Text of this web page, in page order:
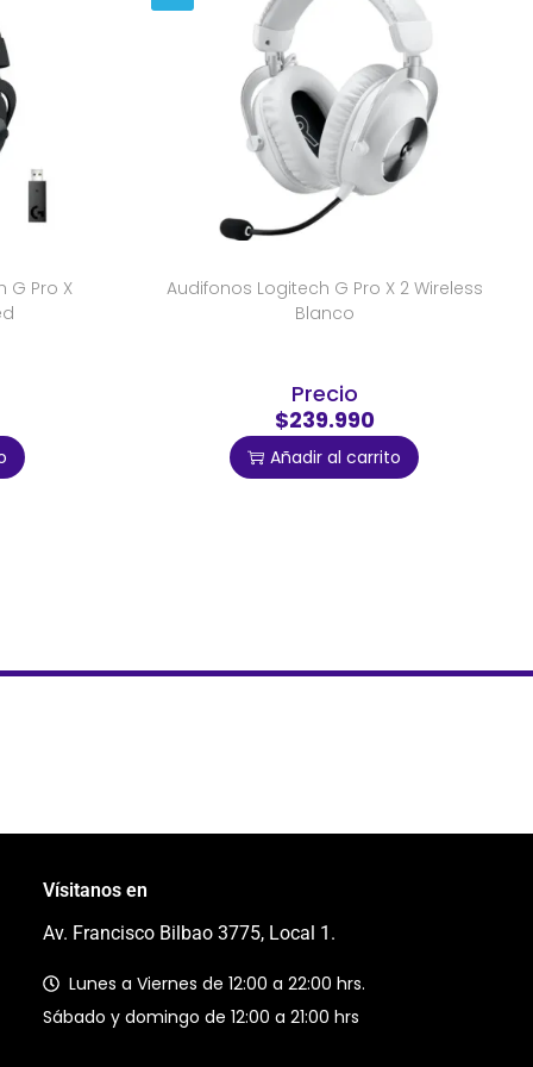
G Pro X
Audifonos Logitech G Pro X 2 Wireless
Blanco
Precio
$239.990
Añadir al carrito
Vísitanos en
Av. Francisco Bilbao 3775, Local 1.
Lunes a Viernes de 12:00 a 22:00 hrs.
Sábado y domingo de 12:00 a 21:00 hrs